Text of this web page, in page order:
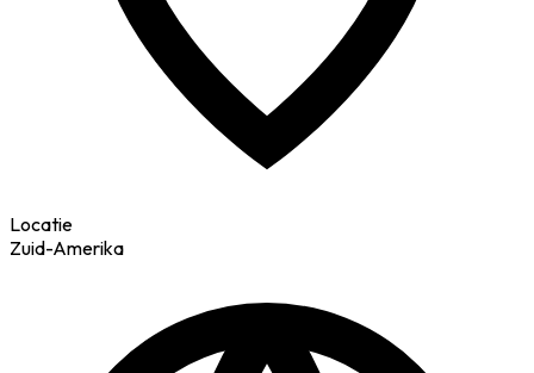
Locatie
Zuid-Amerika